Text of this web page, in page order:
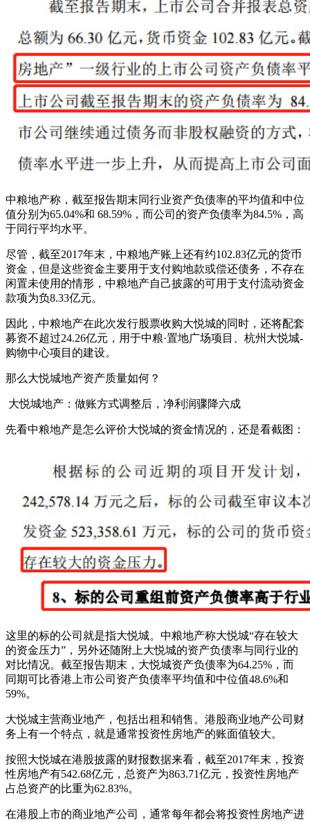
中粮地产称，截至报告期末同行业资产负债率的平均值和中位
值分别为65.04%和 68.59%，而公司的资产负债率为84.5%，高
于同行平均水平。
尽管，截至2017年末，中粮地产账上还有约102.83亿元的货币
资金，但是这些资金主要用于支付购地款或偿还债务，不存在
闲置未使用的情形，中粮地产自己披露的可用于支付流动资金
款项为负8.33亿元。
因此，中粮地产在此次发行股票收购大悦城的同时，还将配套
募资不超过24.26亿元，用于中粮·置地广场项目、杭州大悦城-
购物中心项目的建设。
那么大悦城地产资产质量如何？
大悦城地产：做账方式调整后，净利润骤降六成
先看中粮地产是怎么评价大悦城的资金情况的，还是看截图：
这里的标的公司就是指大悦城。中粮地产称大悦城“存在较大
的资金压力”，另外还随附上大悦城的资产负债率与同行业的
对比情况。截至报告期末，大悦城资产负债率为64.25%，而
同期可比香港上市公司资产负债率平均值和中位值48.6%和
59%。
大悦城主营商业地产，包括出租和销售。港股商业地产公司财
务上有一个特点，就是通常投资性房地产的账面值较大。
按照大悦城在港股披露的财报数据来看，截至2017年末，投资
性房地产有542.68亿元，总资产为863.71亿元，投资性房地产
占总资产的比重为62.83%。
在港股上市的商业地产公司，通常每年都会将投资性房地产进